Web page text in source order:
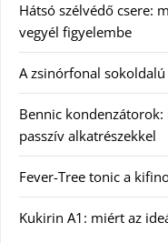
Hátsó szélvédő csere:
vegyél figyelembe
A zsinórfonal
Bennic
passzív alkatrészekkel
Fever-Tree tonic a
Kukirin A1: miért az